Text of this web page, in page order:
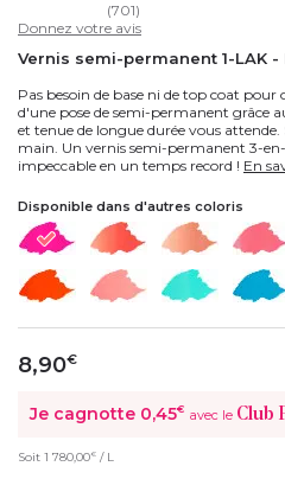
(701)
Donnez votre avis
Vernis semi-permanent 1-LAK
Pas besoin de base ni de top coat
d'une pose de semi-permanent grâce
et tenue de longue durée vous attende.
main. Un vernis semi-permanent 3-
impeccable en un temps record ! En
Disponible dans d'autres coloris
8,90€
Je cagnotte 0,45€ avec le Club
Soit 1 780,00€ / L